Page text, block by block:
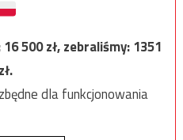
16 500zł, zebraliśmy:1351
zł.
dla funkcjonowania